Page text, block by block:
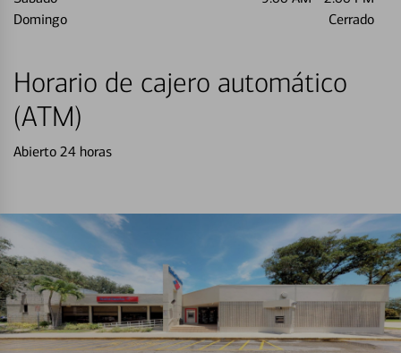
Domingo
Cerrado
Horario de cajero automático
(ATM)
Abierto 24 horas